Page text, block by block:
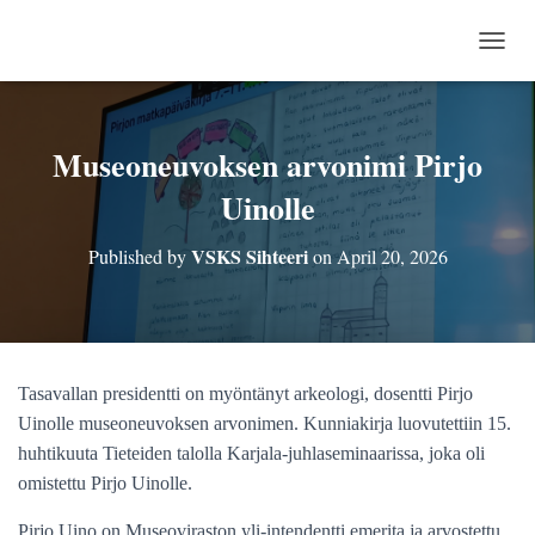
Museoneuvoksen arvonimi Pirjo
Uinolle
Published byVSKS SihteerionApril 20, 2026
Tasavallan presidentti on myöntänyt arkeologi, dosentti Pirjo
Uinolle museoneuvoksen arvonimen. Kunniakirja luovutettiin 15.
huhtikuuta Tieteiden talolla Karjala-juhlaseminaarissa, joka oli
omistettu Pirjo Uinolle.
Pirjo Uino on Museoviraston yli-intendentti emerita ja arvostettu